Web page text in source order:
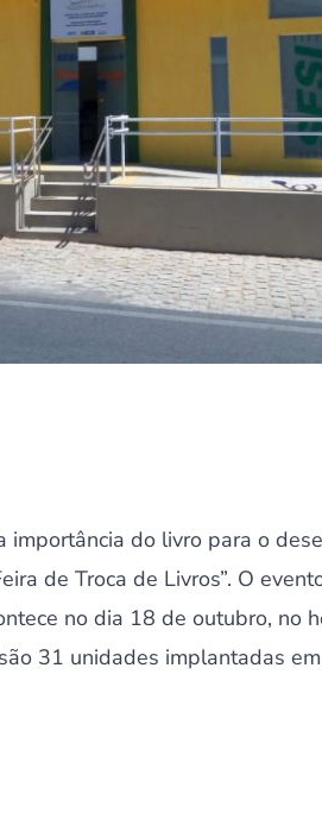
importância do livro para o
de Troca de Livros”. O
no dia 18 de outubro, no
31 unidades implantadas